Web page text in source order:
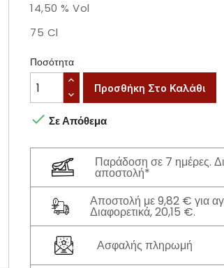
14,50 % Vol
75 Cl
Ποσότητα
Προσθήκη Στο Καλάθι
 Σε Απόθεμα
Παράδοση σε 7 ημέρες.
αποστολή*
Αποστολή με 9,82 € για
Διαφορετικά, 20,15 €.
Ασφαλής πληρωμή